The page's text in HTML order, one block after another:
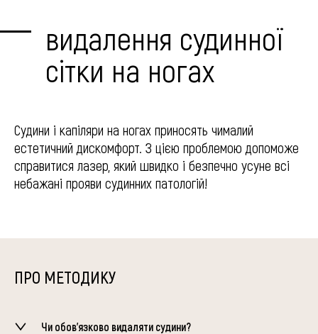
видалення судинної
сітки на ногах
Судини і капіляри на ногах приносять чималий
естетичний дискомфорт. З цією проблемою допоможе
справитися лазер, який швидко і безпечно усуне всі
небажані прояви судинних патологій!
ПРО МЕТОДИКУ
Чи обов'язково видаляти судини?